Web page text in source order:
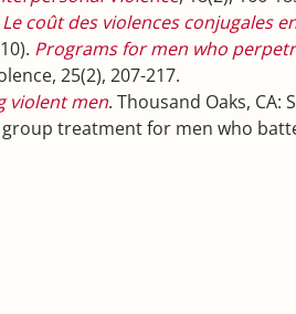
Le coût des violences conjugales
Programs for men who
25(2), 207-217.
violent men. Thousand Oaks, CA:
group treatment for men who